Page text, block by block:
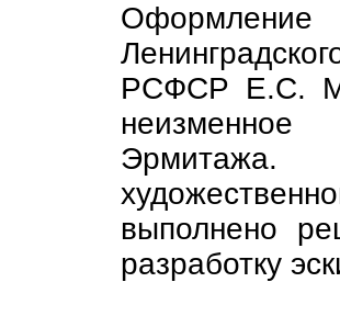
Оформление
РСФСР Е.С.
Эрмитажа.
выполнено
разработку